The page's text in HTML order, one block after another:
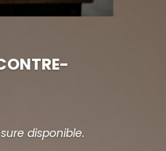
disponible.